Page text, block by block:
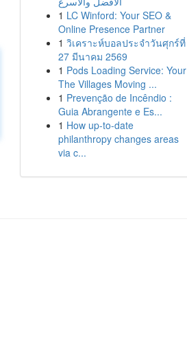
1 LC Winford: Your SEO &
Online Presence Partner
1 วิเคราะห์บอลประจำวันศุกร์ที่
27 มีนาคม 2569
1 Pods Loading Service: Your
The Villages Moving ...
1 Prevenção de Incêndio :
Guia Abrangente e Es...
1 How up-to-date
philanthropy changes areas
via c...